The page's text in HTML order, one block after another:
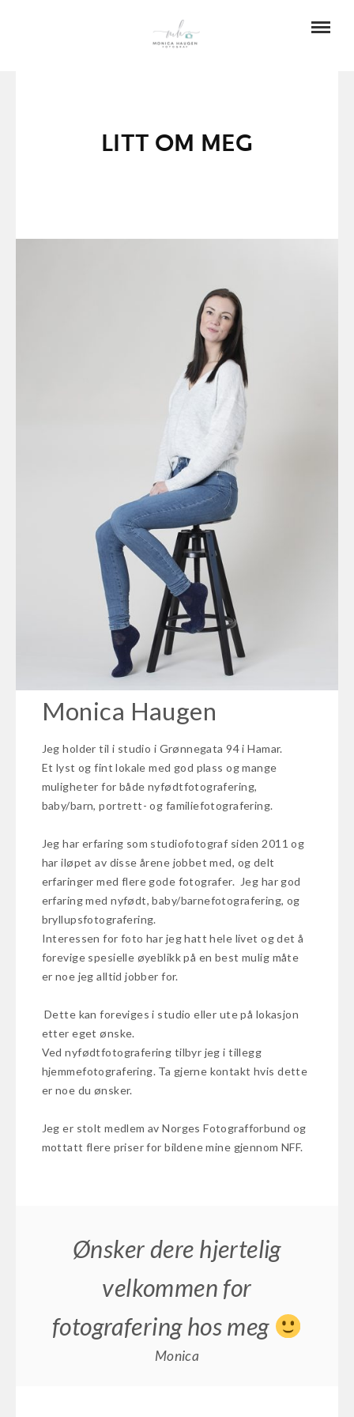
LITT OM MEG
Monica Haugen
Jeg holder til i studio i Grønnegata 94 i Hamar.
Et lyst og fint lokale med god plass og mange
muligheter for både nyfødtfotografering,
baby/barn, portrett- og familiefotografering.
Jeg har erfaring som studiofotograf siden 2011 og
har iløpet av disse årene jobbet med, og delt
erfaringer med flere gode fotografer. Jeg har god
erfaring med nyfødt, baby/barnefotografering, og
bryllupsfotografering.
Interessen for foto har jeg hatt hele livet og det å
forevige spesielle øyeblikk på en best mulig måte
er noe jeg alltid jobber for.
Dette kan foreviges i studio eller ute på lokasjon
etter eget ønske.
Ved nyfødtfotografering tilbyr jeg i tillegg
hjemmefotografering. Ta gjerne kontakt hvis dette
er noe du ønsker.
Jeg er stolt medlem av Norges Fotografforbund og
mottatt flere priser for bildene mine gjennom NFF.
Ønsker dere hjertelig
velkommen for
fotografering hos meg
Monica